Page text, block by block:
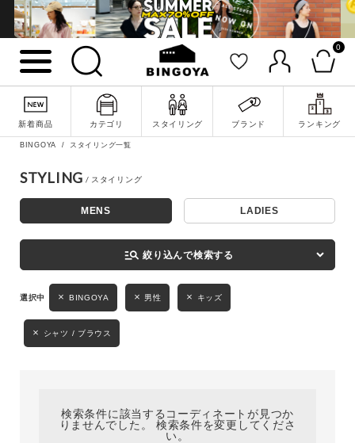
0
新着商品 カテゴリ スタイリング ブランド ランキング
詳細検索
キーワード
性別
MENS LADIES
BINGOYA スタイリング一覧
STYLING
MENS LADIES
manage_search 絞り込んで検索する
BINGOYA 男性 キッズ
シャツ / ブラウス
検索条件に該当するコーディネートが見つか
りませんでした。 検索条件を変更してくださ
い。